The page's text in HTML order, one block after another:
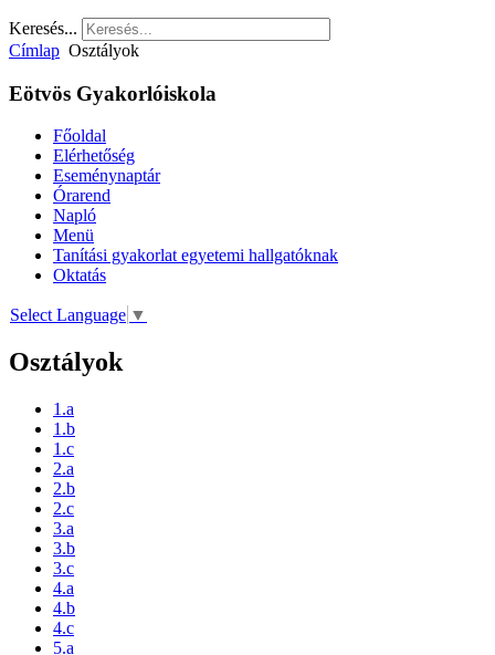
Keresés...
Címlap Osztályok
Eötvös Gyakorlóiskola
Főoldal
Elérhetőség
Eseménynaptár
Órarend
Napló
Menü
Tanítási gyakorlat egyetemi hallgatóknak
Oktatás
Select Language ▼
Osztályok
1.a
1.b
1.c
2.a
2.b
2.c
3.a
3.b
3.c
4.a
4.b
4.c
5.a